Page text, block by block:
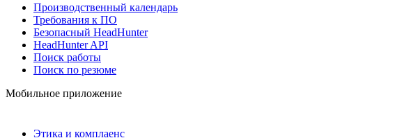
Производственный календарь
Требования к ПО
Безопасный HeadHunter
HeadHunter API
Поиск работы
Поиск по резюме
Мобильное приложение
Этика и комплаенс